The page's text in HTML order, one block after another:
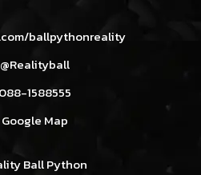
ballpythonreality
@Realityball
088-1588555
Google Map
Ball Python